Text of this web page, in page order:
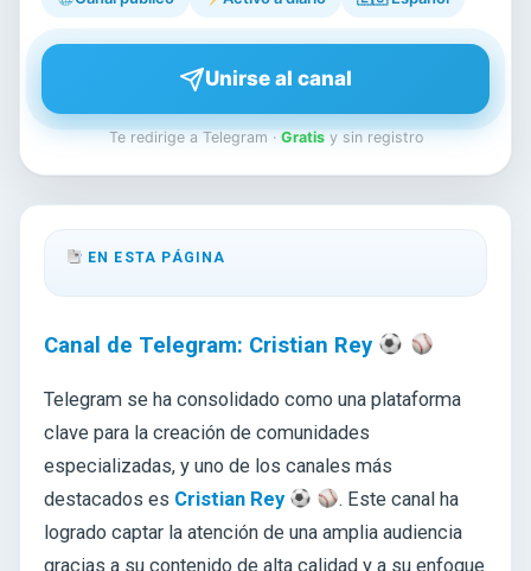
Unirse al canal
Te redirige a Telegram · Gratisy sin registro
EN ESTA PÁGINA
Canal de Telegram: Cristian Rey
Telegram se ha consolidado como una plataforma
clave para la creación de comunidades
especializadas, y uno de los canales más
destacados es Cristian Rey
. Este canal ha
logrado captar la atención de una amplia audiencia
gracias a su contenido de alta calidad y a su enfoque